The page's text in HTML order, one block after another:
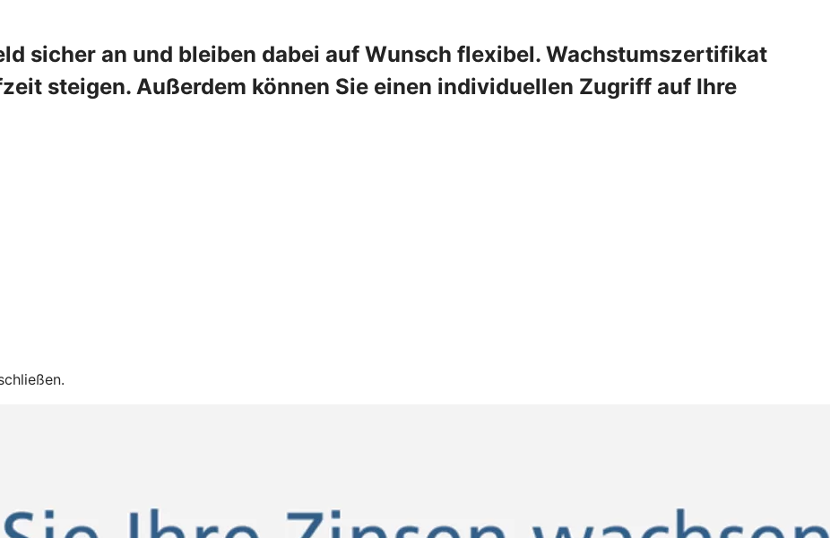
sicher an und bleiben dabei auf Wunsch flexibel. Wachstumszertifikat
steigen. Außerdem können Sie einen individuellen Zugriff auf Ihre